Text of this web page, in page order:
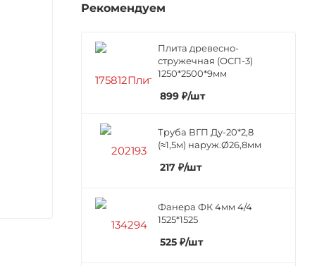
Рекомендуем
Плита древесно-
стружечная (ОСП-3)
1250*2500*9мм
899 ₽/шт
Труба ВГП Ду-20*2,8
(≈1,5м) наруж.Ø26,8мм
217 ₽/шт
Фанера ФК 4мм 4/4
1525*1525
525 ₽/шт